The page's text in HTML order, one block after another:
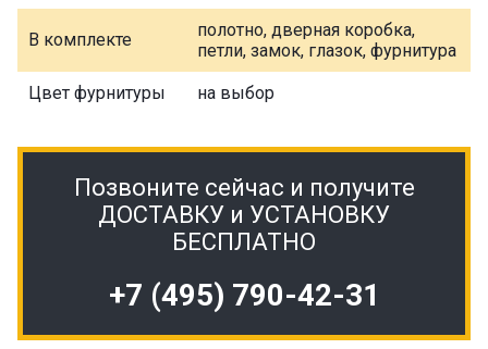
В комплекте
полотно, дверная коробка,
петли, замок, глазок, фурнитура
Цвет фурнитуры на выбор
Позвоните сейчас и получите
ДОСТАВКУ и УСТАНОВКУ
БЕСПЛАТНО
+7 (495) 790-42-31